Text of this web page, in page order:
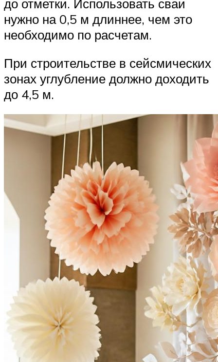
до отметки. Использовать сваи
нужно на 0,5 м длиннее, чем это
необходимо по расчетам.
При строительстве в сейсмических
зонах углубление должно доходить
до 4,5 м.